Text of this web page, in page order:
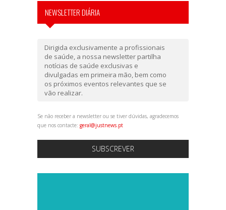
NEWSLETTER DIÁRIA
Dirigida exclusivamente a profissionais
de saúde, a nossa newsletter partilha
notícias de saúde exclusivas e
divulgadas em primeira mão, bem como
os próximos eventos relevantes que se
vão realizar.
Se não receber a newsletter ou se tiver dúvidas, agradecemos
que nos contacte: geral@justnews.pt
SUBSCREVER